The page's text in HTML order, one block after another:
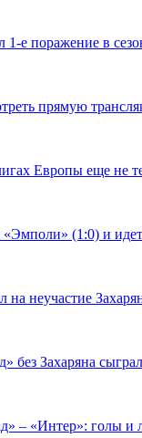
е поражение в
прямую
Европы еще не
(1:0) и идет
на неучастие
без Захаряна
– «Интер»: голы